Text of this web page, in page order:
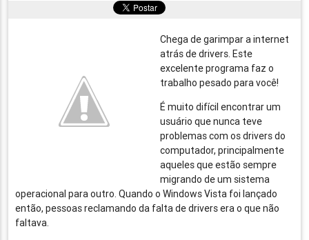
Chega de garimpar a internet
atrás de drivers. Este
excelente programa faz o
trabalho pesado para você!
É muito difícil encontrar um
usuário que nunca teve
problemas com os drivers do
computador, principalmente
aqueles que estão sempre
migrando de um sistema
operacional para outro. Quando o Windows Vista foi lançado
então, pessoas reclamando da falta de drivers era o que não
faltava.